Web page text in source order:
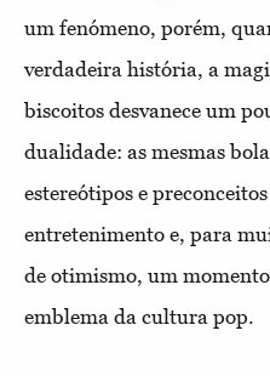
um fenómeno, porém,
verdadeira história, a
biscoitos desvanece um
dualidade: as mesmas
estereótipos e
entretenimento e, para
de otimismo, um
emblema da cultura pop.